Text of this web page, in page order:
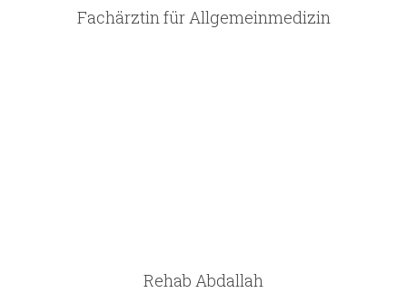
Fachärztin für Allgemeinmedizin
Rehab Abdallah